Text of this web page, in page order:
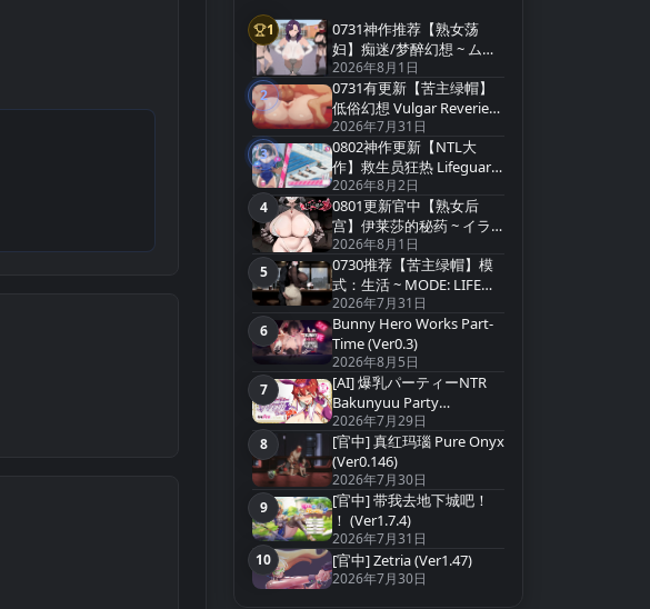
第1名
1
0731神作推荐【熟女荡
妇】痴迷/梦醉幻想 ~ ムチ
ューファンタジー
v0.20a【官方中文】
2026年8月1日
第2名
2
0731有更新【苦主绿帽】
低俗幻想 Vulgar Reverie
v0.22【中文汉化】
2026年7月31日
第3名
3
0802神作更新【NTL大
作】救生员狂热 Lifeguard
Holic Demo v0.9.4-A【官
中无码】
2026年8月2日
第4名
4
0801更新官中【熟女后
宫】伊莱莎的秘药 ~ イラ
イザの秘薬 ~ Eliza`s Secret
Potion【官方中文】
2026年8月1日
第5名
5
0730推荐【苦主绿帽】模
式：生活 ~ MODE: LIFE
v0.2.2 【实时汉化】
2026年7月31日
第6名
6
Bunny Hero Works Part-
Time (Ver0.3)
2026年8月5日
第7名
7
[AI] 爆乳パーティーNTR
Bakunyuu Party
NTR(Ver1.1.2)
2026年7月29日
第8名
8
[官中] 真红玛瑙 Pure Onyx
(Ver0.146)
2026年7月30日
第9名
9
[官中] 带我去地下城吧！
！ (Ver1.7.4)
2026年7月31日
第10名
10 [官中] Zetria (Ver1.47)
2026年7月30日